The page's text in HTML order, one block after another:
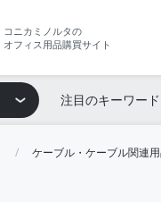
コニカミノルタの
オフィス用品購買サイト
注目のキーワード
ケーブル・ケーブル関連